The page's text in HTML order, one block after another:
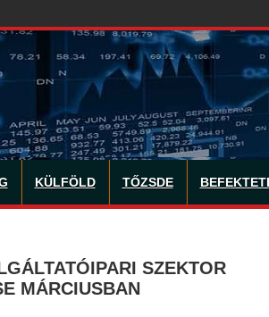
KÜLFÖLD TŐZSDE
SZEKTOR
MÁRCIUSBAN